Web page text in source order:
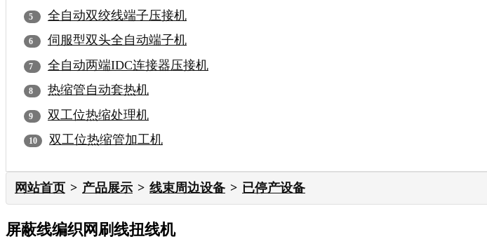
全自动双绞线端子压接机
伺服型双头全自动端子机
全自动两端IDC连接器压接机
热缩管自动套热机
双工位热缩处理机
双工位热缩管加工机
网站首页 产品展示 线束周边设备 已停产设备
屏蔽线编织网刷线扭线机